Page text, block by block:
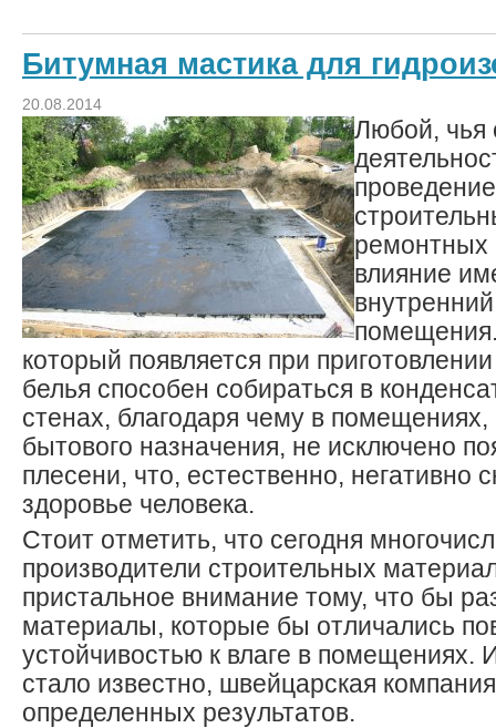
Битумная мастика для
20.08.2014
Любой, чья
ремонтных
влияние
который появляется при
белья способен собираться в
стенах, благодаря чему в
бытового назначения, не исключено
плесени, что, естественно, негативно
здоровье человека.
Стоит отметить, что сегодня
производители строительных
пристальное внимание тому, что бы
материалы, которые бы отличались
устойчивостью к влаге в помещениях.
стало известно, швейцарская
определенных результатов.